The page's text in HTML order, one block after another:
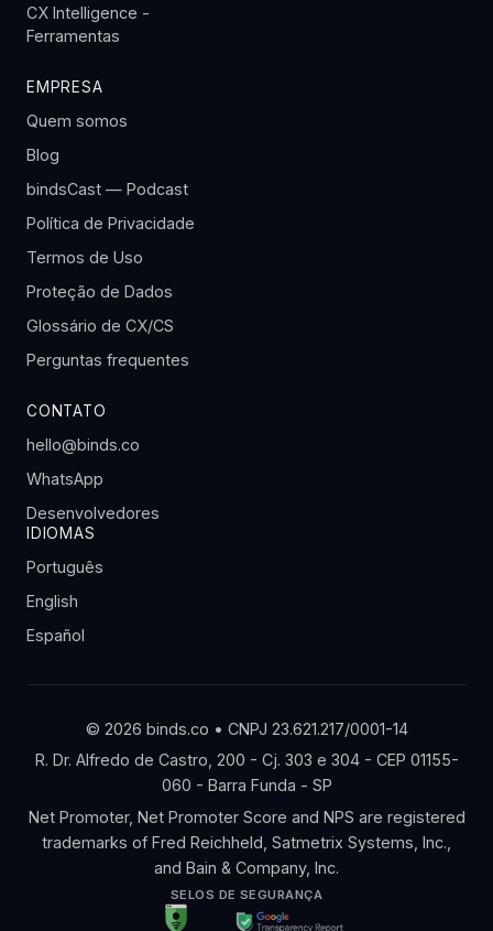
CX Intelligence -
Ferramentas
EMPRESA
Quem somos
Blog
bindsCast — Podcast
Política de Privacidade
Termos de Uso
Proteção de Dados
Glossário de CX/CS
Perguntas frequentes
CONTATO
hello@binds.co
WhatsApp
Desenvolvedores
IDIOMAS
Português
English
Español
© 2026 binds.co • CNPJ 23.621.217/0001-14
R. Dr. Alfredo de Castro, 200 - Cj. 303 e 304 - CEP 01155-
060 - Barra Funda - SP
Net Promoter, Net Promoter Score and NPS are registered
trademarks of Fred Reichheld, Satmetrix Systems, Inc.,
and Bain & Company, Inc.
SELOS DE SEGURANÇA